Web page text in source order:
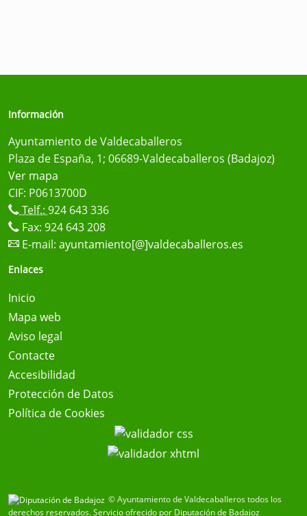
Información
Ayuntamiento de Valdecaballeros
Plaza de España, 1; 06689-Valdecaballeros (Badajoz)
Ver mapa
CIF: P0613700D
Telf.: 924 643 336
Fax: 924 643 208
E-mail: ayuntamiento[@]valdecaballeros.es
Enlaces
Inicio
Mapa web
Aviso legal
Contacte
Accesibilidad
Protección de Datos
Política de Cookies
© Ayuntamiento de Valdecaballeros todos los
derechos reservados.Servicio ofrecido por Diputación de Badajoz